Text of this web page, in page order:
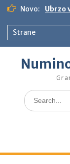
t
Novo: Ubrzo
Strane
S
e
f